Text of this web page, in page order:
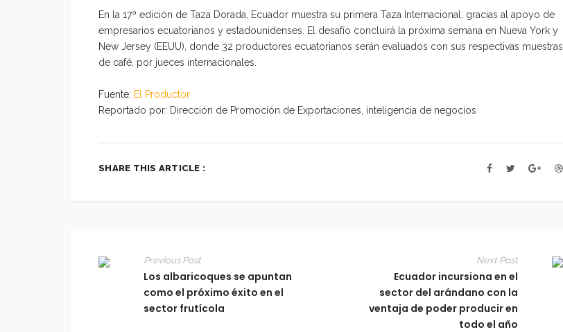
En la 17ª edición de Taza Dorada, Ecuador muestra su primera Taza Internacional, gracias al apoyo de
empresarios ecuatorianos y estadounidenses.
El desafío concluirá la próxima semana en Nueva York y
New Jersey (EEUU), donde 32 productores ecuatorianos serán evaluados con sus respectivas muestras
de café, por jueces internacionales.
Fuente: El Productor
Reportado por: Dirección de Promoción de Exportaciones, inteligencia de negocios
SHARE THIS ARTICLE :
Previous Post
Los albaricoques se apuntan
como el próximo éxito en el
sector frutícola
Next Post
Ecuador incursiona en el
sector del arándano con la
ventaja de poder producir en
todo el año